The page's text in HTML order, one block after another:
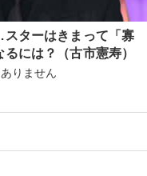
ターはきまって「寡
には？（古市憲寿）
りません